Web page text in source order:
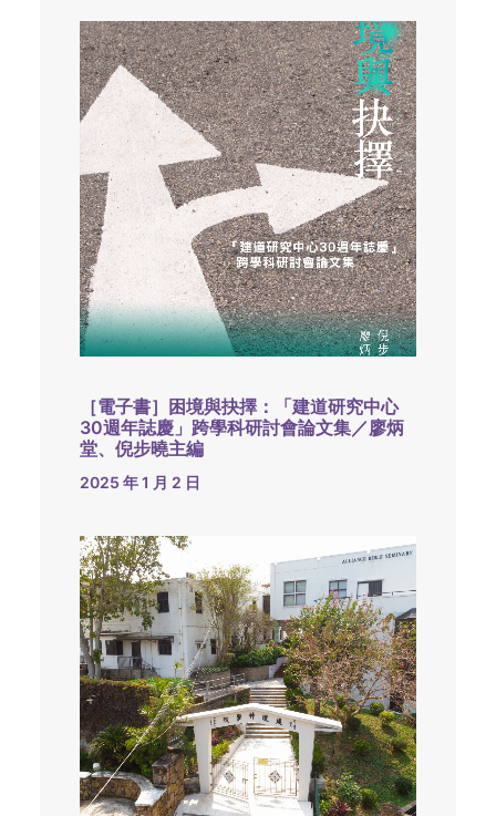
［電子書］困境與抉擇：「建道研究中心
30週年誌慶」跨學科研討會論文集／廖炳
堂、倪步曉主編
2025 年 1 月 2 日